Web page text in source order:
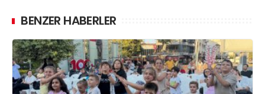
BENZER HABERLER